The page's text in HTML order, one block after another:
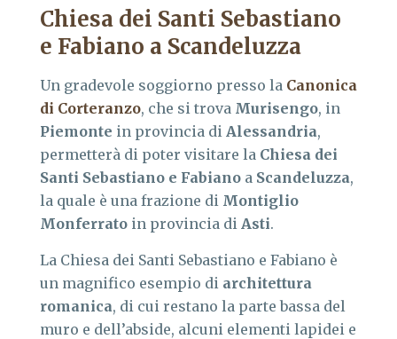
Chiesa dei Santi Sebastiano
e Fabiano a Scandeluzza
Un gradevole soggiorno presso la Canonica
di Corteranzo, che si trova Murisengo, in
Piemonte in provincia di Alessandria,
permetterà di poter visitare la Chiesa dei
Santi Sebastiano e Fabiano a Scandeluzza,
la quale è una frazione di Montiglio
Monferrato in provincia di Asti.
La Chiesa dei Santi Sebastiano e Fabiano è
un magnifico esempio di architettura
romanica, di cui restano la parte bassa del
muro e dell’abside, alcuni elementi lapidei e